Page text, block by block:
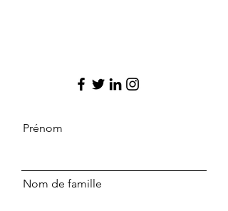
Prénom
Nom de famille